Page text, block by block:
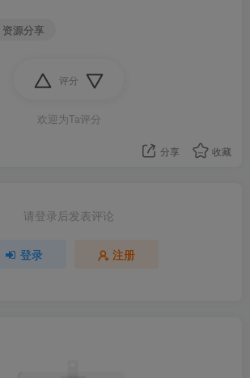
资源分享
评分
欢迎为Ta评分
分享 收藏
请登录后发表评论
登录 注册